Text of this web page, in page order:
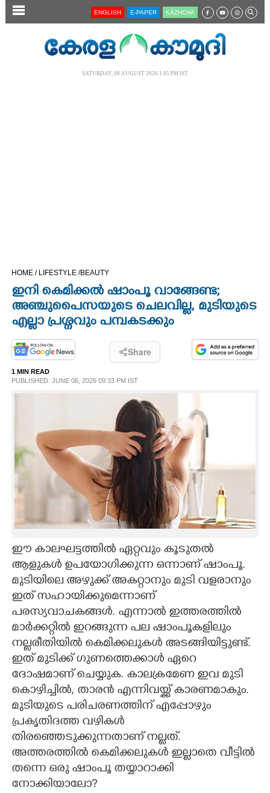
SECTIONS
OPINION
PHOTOS
LIFESTYLE
INFO+
ART
ASTRO
CARTOONS
LITERATURE
ZOOM
CONTACT US
ENGLISH E-PAPER KĀZHCHA
SATURDAY, 08 AUGUST 2026 1.05 PM IST
HOME / LIFESTYLE /BEAUTY
ഇനി കെമിക്കൽ ഷാംപൂ വാങ്ങേണ്ട;
അ‌ഞ്ചുപെെസയുടെ ചെലവില്ല, മുടിയുടെ
എല്ലാ പ്രശ്നവും പമ്പകടക്കും
Share
1 MIN READ
PUBLISHED: JUNE 06, 2026 09:33 PM IST
ഈ കാലഘട്ടത്തിൽ ഏറ്റവും കൂടുതൽ
ആളുകൾ ഉപയോഗിക്കുന്ന ഒന്നാണ് ഷാംപൂ.
മുടിയിലെ അഴുക്ക് അകറ്റാനും മുടി വളരാനും
ഇത് സഹായിക്കുമെന്നാണ്
പരസ്യവാചകങ്ങൾ. എന്നാൽ ഇത്തരത്തിൽ
മാർക്കറ്റിൽ ഇറങ്ങുന്ന പല ഷാംപൂകളിലും
നല്ലരീതിയിൽ കെമിക്കലുകൾ അടങ്ങിയിട്ടുണ്ട്.
ഇത് മുടിക്ക് ഗുണത്തെക്കാൾ ഏറെ
ദോഷമാണ് ചെയ്യുക. കാലക്രമേണ ഇവ മുടി
കൊഴിച്ചിൽ, താരൻ എന്നിവയ്ക്ക് കാരണമാകും.
മുടിയുടെ പരിചരണത്തിന് എപ്പോഴും
പ്രകൃതിദത്ത വഴികൾ
തിരഞ്ഞെടുക്കുന്നതാണ് നല്ലത്.
അത്തരത്തിൽ കെമിക്കലുകൾ ഇല്ലാതെ വീട്ടിൽ
തന്നെ ഒരു ഷാംപൂ തയ്യാറാക്കി
നോക്കിയാലോ?